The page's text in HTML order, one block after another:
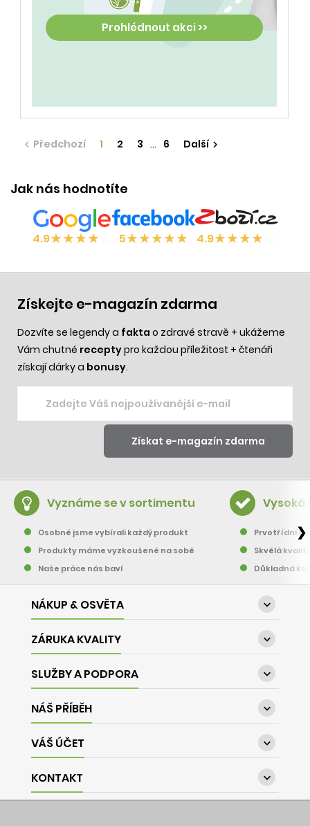
Prohlédnout akci >>
 Předchozí 1 2 3 … 6 Další 
Jak nás hodnotíte
4.9★★★★ 5★★★★★ 4.9★★★★
Získejte e-magazín zdarma
Dozvíte se legendy a fakta o zdravé stravě + ukážeme
Vám chutné receptypro každou příležitost + čtenáři
získají dárky a bonusy.
Vyznáme se v sortimentu
Osobně jsme vybírali každý produkt
Produkty máme vyzkoušené na sobě
Naše práce nás baví
Vysoká
Prvotřídní
Skvělá
Důkladná
❯
NÁKUP & OSVĚTA 
ZÁRUKA KVALITY 
SLUŽBY A PODPORA 
NÁŠ PŘÍBĚH 
VÁŠ ÚČET 
KONTAKT 